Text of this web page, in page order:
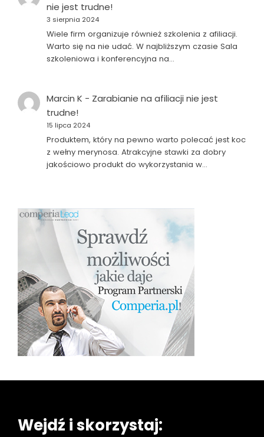
nie jest trudne!
3 sierpnia 2024
Wiele firm organizuje również szkolenia z afiliacji.
Warto się na nie udać. W najbliższym czasie Sala
szkoleniowa i konferencyjna na…
Marcin K - Zarabianie na afiliacji nie jest
trudne!
15 lipca 2024
Produktem, który na pewno warto polecać jest koc
z wełny merynosa. Atrakcyjne stawki za dobry
jakościowo produkt do wykorzystania w…
Wejdź i skorzystaj: